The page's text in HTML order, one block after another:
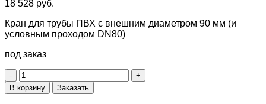
18 528 руб.
Кран для трубы ПВХ с внешним диаметром 90 мм (и
условным проходом DN80)
под заказ
Количество
товара
Кран
В корзину Заказать